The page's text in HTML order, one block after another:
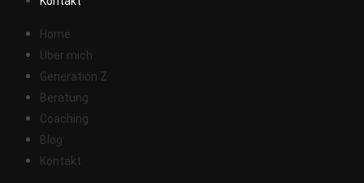
Home
Über mich
Generation Z
Beratung
Coaching
Blog
Kontakt